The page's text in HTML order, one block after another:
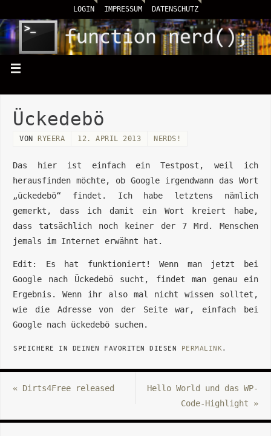
LOGIN IMPRESSUM DATENSCHUTZ
Ückedebö
VON RYEERA 12. APRIL 2013 NERDS!
Das hier ist einfach ein Testpost, weil ich
herausfinden möchte, ob Google irgendwann das Wort
„ückedebö“ findet. Ich habe letztens nämlich
gemerkt, dass ich damit ein Wort kreiert habe,
dass tatsächlich noch keiner der 7 Mrd. Menschen
jemals im Internet erwähnt hat.
Edit: Es hat funktioniert! Wenn man jetzt bei
Google nach Ückedebö sucht, findet man genau ein
Ergebnis. Wenn ihr also mal nicht wissen solltet,
wie die Adresse von der Seite war, einfach bei
Google nach ückedebö suchen.
SPEICHERE IN DEINEN FAVORITEN DIESEN PERMALINK.
« Dirts4Free released
Hello World und das WP-
Code-Highlight »